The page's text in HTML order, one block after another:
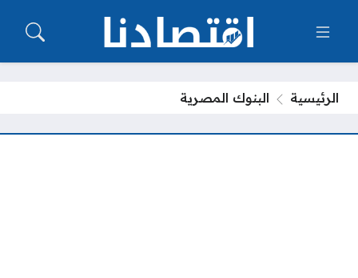
الرئيسية البنوك المصرية